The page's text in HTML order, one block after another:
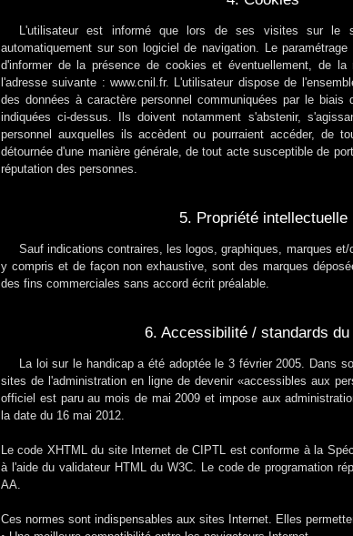
L'utilisateur est informé que lors de ses visites sur le
automatiquement sur son logiciel de navigation. Le
d'informer de la présence de cookies et éventuellement, de
l'adresse suivante : www.cnil.fr. L'utilisateur dispose de
des données à caractère personnel communiquées par le biais
indiquées ci-dessus. Ils doivent notamment s'abstenir,
personnel auxquelles ils accèdent ou pourraient accéder, de
détournée d'une manière générale, de tout acte susceptible de
réputation des personnes.
5. Propriété intellectuelle
Sauf indications contraires, les logos, graphiques, marques
y compris et de façon non exhaustive, sont des marques
des fins commerciales sans accord écrit préalable.
6. Accessibilité / standards du
La loi sur le handicap a été adoptée le 3 février 2005. Dans
sites de l'administration en ligne de devenir «accessibles aux
officiel est paru au mois de mai 2009 et impose aux
la date du 16 mai 2012.
Le code XHTML du site Internet de CIPTL est conforme à la
à l'aide du validateur HTML du W3C. Le code de programation
AA.
Ces normes sont indispensables aux sites Internet. Elles